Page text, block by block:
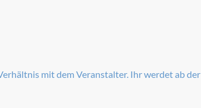
mit dem Veranstalter. Ihr werdet ab der